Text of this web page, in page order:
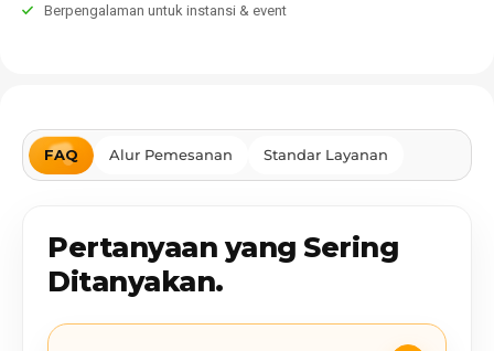
Berpengalaman untuk instansi & event
FAQ Alur Pemesanan Standar Layanan
Pertanyaan yang Sering
Ditanyakan.